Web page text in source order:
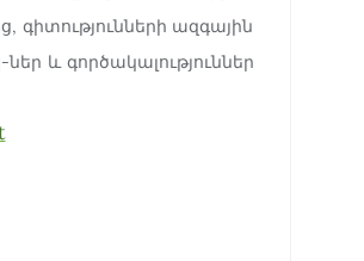
գիտությունների ազգային
և գործակալություններ